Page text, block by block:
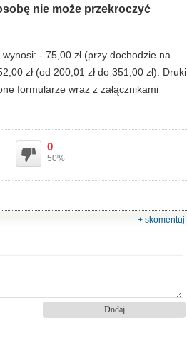
nie może przekroczyć
- 75,00 zł (przy dochodzie na
zł (od 200,01 zł do 351,00 zł). Druki
formularze wraz z załącznikami
0
50%
+ skomentuj